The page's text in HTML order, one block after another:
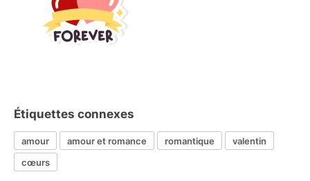
Étiquettes connexes
amour amour et romance romantique
valentin
cœurs